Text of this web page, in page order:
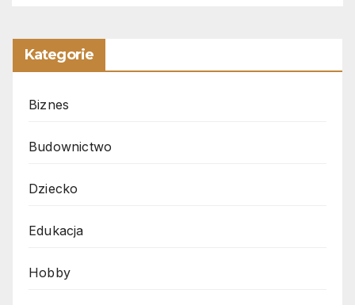
Kategorie
Biznes
Budownictwo
Dziecko
Edukacja
Hobby